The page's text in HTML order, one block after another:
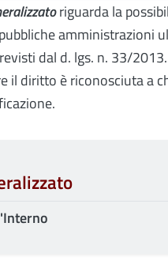
riguarda la
amministrazioni
dal d. lgs. n. 33/2013.
il diritto è riconosciuta a